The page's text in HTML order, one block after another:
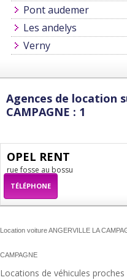
Pont audemer
Les andelys
Verny
Agences de location
CAMPAGNE : 1
OPEL RENT
rue fosse au bossu
TÉLÉPHONE
Location voiture ANGERVILLE LA
CAMPAGNE
Locations de véhicules proches